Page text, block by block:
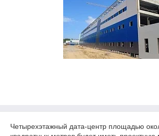
Четырехэтажный дата-центр площадью